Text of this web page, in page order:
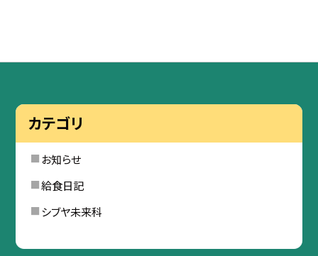
カテゴリ
お知らせ
給食日記
シブヤ未来科